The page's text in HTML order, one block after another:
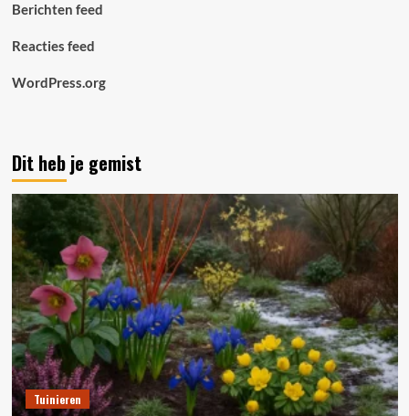
Berichten feed
Reacties feed
WordPress.org
Dit heb je gemist
Tuinieren